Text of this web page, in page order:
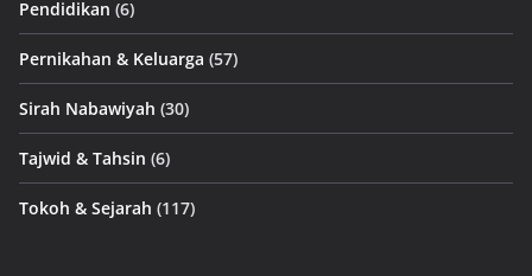
Pendidikan (6)
Pernikahan & Keluarga (57)
Sirah Nabawiyah (30)
Tajwid & Tahsin (6)
Tokoh & Sejarah (117)